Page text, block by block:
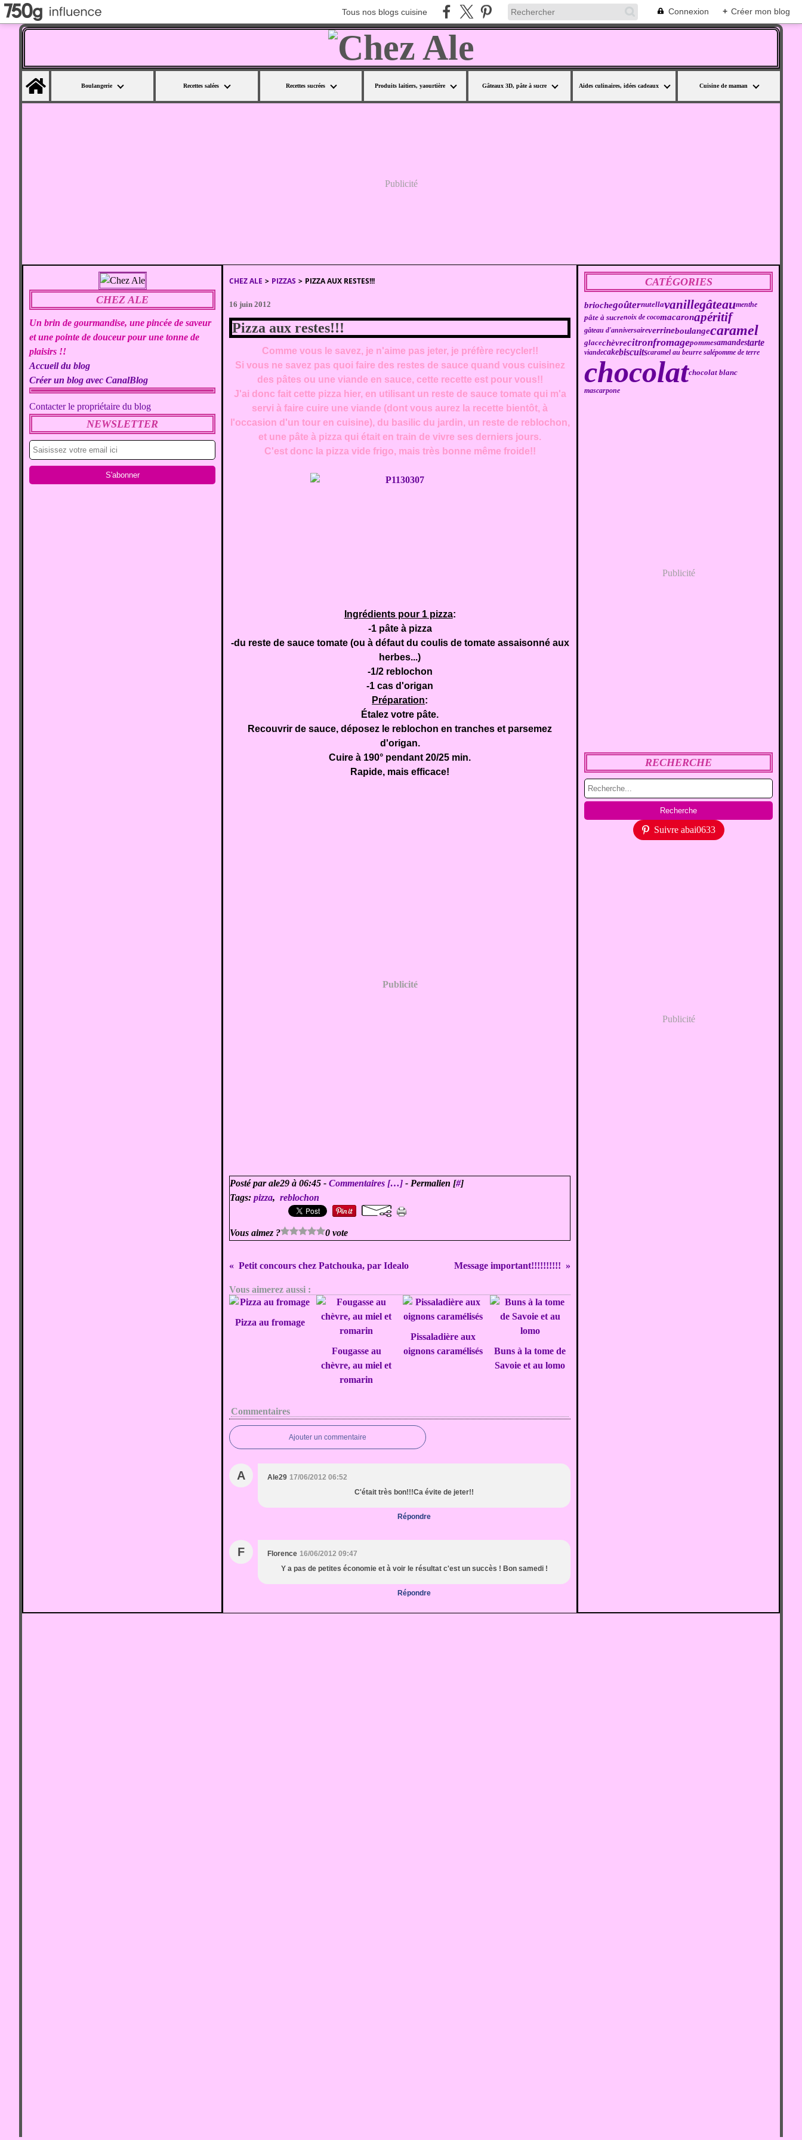
Tous nos blogs cuisine Connexion + Créer mon blog
Boulangerie
Recettes salées Recettes sucrées Produits laitiers, yaourtière Gâteaux 3D, pâte à sucre Aides culinaires, idées cadeaux Cuisine de maman
Publicité
CHEZ ALE
Un brin de gourmandise, une pincée de saveur
et une pointe de douceur pour une tonne de
plaisirs !!
Accueil du blog
Créer un blog avec CanalBlog
Contacter le propriétaire du blog
NEWSLETTER
CHEZ ALE > PIZZAS > PIZZA AUX RESTES!!!
16 juin 2012
Pizza aux restes!!!
Comme vous le savez, je n'aime pas jeter, je préfère recycler!!
Si vous ne savez pas quoi faire des restes de sauce quand vous cuisinez
des pâtes ou une viande en sauce, cette recette est pour vous!!
J'ai donc fait cette pizza hier, en utilisant un reste de sauce tomate qui m'a
servi à faire cuire une viande (dont vous aurez la recette bientôt, à
l'occasion d'un tour en cuisine), du basilic du jardin, un reste de reblochon,
et une pâte à pizza qui était en train de vivre ses derniers jours.
C'est donc la pizza vide frigo, mais très bonne même froide!!
Ingrédients pour 1 pizza:
-1 pâte à pizza
-du reste de sauce tomate (ou à défaut du coulis de tomate assaisonné aux
herbes...)
-1/2 reblochon
-1 cas d'origan
Préparation:
Étalez votre pâte.
Recouvrir de sauce, déposez le reblochon en tranches et parsemez
d'origan.
Cuire à 190° pendant 20/25 min.
Rapide, mais efficace!
Publicité
Posté par ale29 à 06:45 -Commentaires […] - Permalien [#]
Tags:pizza,reblochon
Vous aimez ? 0 vote
Petit concours chez Patchouka, par Idealo Message important!!!!!!!!!!
Vous aimerez aussi :
Pizza au fromage
Fougasse au
chèvre, au miel et
romarin
Pissaladière aux
oignons caramélisés
Buns à la tome de
Savoie et au lomo
Commentaires
Ajouter un commentaire
A Ale29 17/06/2012 06:52
C'était très bon!!!Ca évite de jeter!!
Répondre
F Florence 16/06/2012 09:47
Y a pas de petites économie et à voir le résultat c'est un succès ! Bon samedi !
Répondre
CATÉGORIES
briochegoûternutellavanillegâteaumenthe
pâte à sucrenoix de cocomacaronapéritif
gâteau d'anniversaireverrineboulangecaramel
glacechèvrecitronfromagepommesamandestarte
viandecakebiscuitscaramel au beurre salépomme de terre
chocolatchocolat blanc
mascarpone
Publicité
RECHERCHE
Suivre abai0633
Publicité